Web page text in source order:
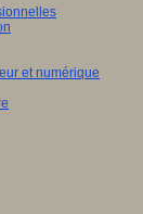
et numérique